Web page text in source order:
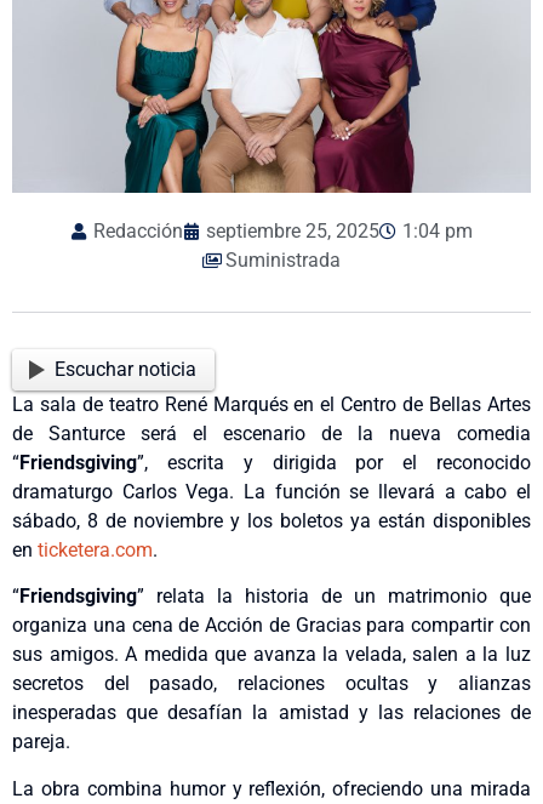
Redacción septiembre 25, 2025
1:04 pm
Suministrada
Escuchar noticia
La sala de teatro René Marqués en el Centro de Bellas Artes
de Santurce será el escenario de la nueva comedia
“Friendsgiving”, escrita y dirigida por el reconocido
dramaturgo Carlos Vega. La función se llevará a cabo el
sábado, 8 de noviembre y los boletos ya están disponibles
en ticketera.com.
“Friendsgiving” relata la historia de un matrimonio que
organiza una cena de Acción de Gracias para compartir con
sus amigos. A medida que avanza la velada, salen a la luz
secretos del pasado, relaciones ocultas y alianzas
inesperadas que desafían la amistad y las relaciones de
pareja.
La obra combina humor y reflexión, ofreciendo una mirada